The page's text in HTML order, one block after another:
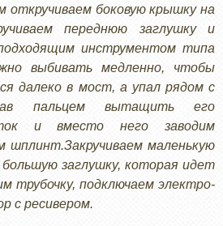
откручиваем боковую крышку на
переднюю заглушку и
инструментом типа
выбивать медленно, чтобы
далеко в мост, а упал рядом с
пальцем вытащить его
и вместо него заводим
шплинт.Закручиваем маленькую
большую заглушку, которая идет
трубочку, подключаем электро-
с ресивером.